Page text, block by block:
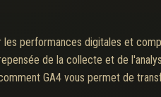
performances digitales et
de la collecte et de
GA4 vous permet de